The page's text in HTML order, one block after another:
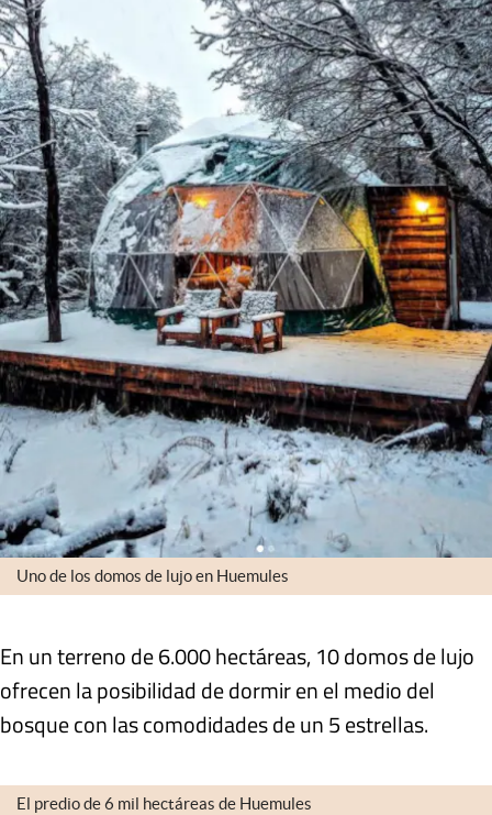
Uno de los domos de lujo en Huemules
En un terreno de 6.000 hectáreas, 10 domos de lujo
ofrecen la posibilidad dedormir en el medio del
bosque con las comodidades de un 5 estrellas.
El predio de 6 mil hectáreas de Huemules